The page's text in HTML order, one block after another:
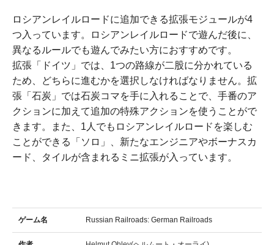
ロシアンレイルロードに追加できる拡張モジュールが4
つ入っています。ロシアンレイルロードで遊んだ後に、
異なるルールでも遊んでみたい方におすすめです。
拡張「ドイツ」では、1つの路線が二股に分かれている
ため、どちらに進むかを選択しなければなりません。拡
張「石炭」では石炭コマを手に入れることで、手番のア
クションに加えて追加の特殊アクションを使うことがで
きます。また、1人でもロシアンレイルロードを楽しむ
ことができる「ソロ」、新たなエンジニアやボーナスカ
ード、タイルが含まれるミニ拡張が入っています。
ゲーム名 Russian Railroads: German Railroads